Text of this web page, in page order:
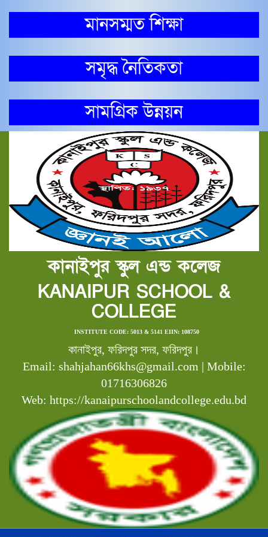
মানসম্মত শিক্ষা
সমৃদ্ধ নৈতিকতা
সামগ্রিক উন্নয়ন
কানাইপুর স্কুল এন্ড কলেজ
KANAIPUR SCHOOL &
COLLEGE
INSTITUTE CODE: 5013 & 5141 EIIN: 108750
কানাইপুর, ফরিদপুর সদর, ফরিদপুর।
Email: shahjahan66khs@gmail.com | Mobile:
01716306826
Web: https://kanaipurschoolandcollege.edu.bd